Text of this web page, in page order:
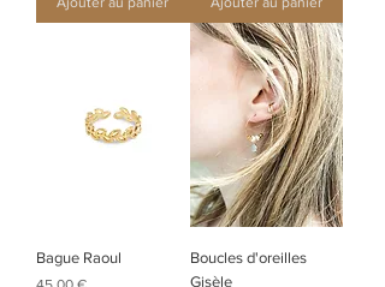
Bague Raoul
Prix
Boucles d'oreilles
Gisèle